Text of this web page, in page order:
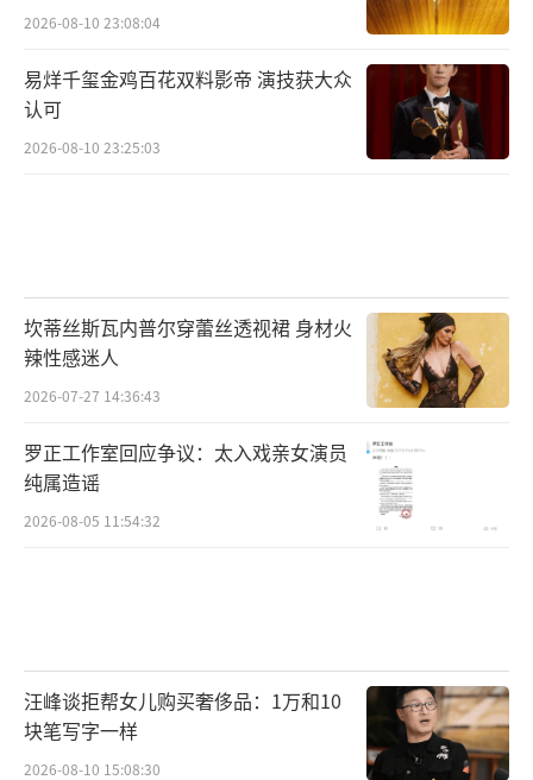
2026-08-10 23:08:04
易烊千玺金鸡百花双料影帝 演技获大众
认可
2026-08-10 23:25:03
坎蒂丝斯瓦内普尔穿蕾丝透视裙 身材火
辣性感迷人
2026-07-27 14:36:43
罗正工作室回应争议：太入戏亲女演员
纯属造谣
2026-08-05 11:54:32
汪峰谈拒帮女儿购买奢侈品：1万和10
块笔写字一样
2026-08-10 15:08:30